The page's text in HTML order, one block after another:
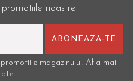
noastre
magazinului. Afla mai